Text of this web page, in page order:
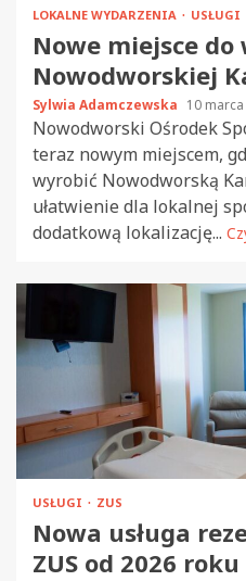
LOKALNE WYDARZENIA USŁUGI
Nowe miejsce
Nowodworskiej
Sylwia Adamczewska 10
Nowodworski Ośrodek
teraz nowym miejscem,
wyrobić Nowodworską
ułatwienie dla lokalnej
dodatkową lokalizację...
USŁUGI ZUS
Nowa usługa
ZUS od 2026 roku